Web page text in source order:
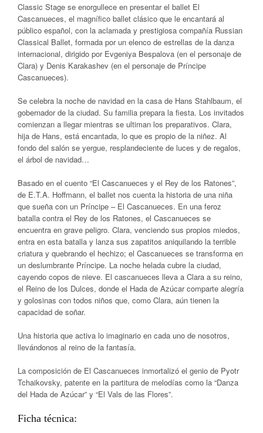
Classic Stage se enorgullece en presentar el ballet El
Cascanueces, el magnífico ballet clásico que le encantará al
público español, con la aclamada y prestigiosa compañía Russian
Classical Ballet, formada por un elenco de estrellas de la danza
internacional, dirigido por Evgeniya Bespalova (en el personaje de
Clara) y Denis Karakashev (en el personaje de Príncipe
Cascanueces).
Se celebra la noche de navidad en la casa de Hans Stahlbaum, el
gobernador de la ciudad. Su familia prepara la fiesta. Los invitados
comienzan a llegar mientras se ultiman los preparativos. Clara,
hija de Hans, está encantada, lo que es propio de la niñez. Al
fondo del salón se yergue, resplandeciente de luces y de regalos,
el árbol de navidad…
Basado en el cuento “El Cascanueces y el Rey de los Ratones”,
de E.T.A. Hoffmann, el ballet nos cuenta la historia de una niña
que sueña con un Príncipe – El Cascanueces. En una feroz
batalla contra el Rey de los Ratones, el Cascanueces se
encuentra en grave peligro. Clara, venciendo sus propios miedos,
entra en esta batalla y lanza sus zapatitos aniquilando la terrible
criatura y quebrando el hechizo; el Cascanueces se transforma en
un deslumbrante Príncipe. La noche helada cubre la ciudad,
cayendo copos de nieve. El cascanueces lleva a Clara a su reino,
el Reino de los Dulces, donde el Hada de Azúcar comparte alegría
y golosinas con todos niños que, como Clara, aún tienen la
capacidad de soñar.
Una historia que activa lo imaginario en cada uno de nosotros,
llevándonos al reino de la fantasía.
La composición de El Cascanueces inmortalizó el genio de Pyotr
Tchaikovsky, patente en la partitura de melodías como la “Danza
del Hada de Azúcar” y “El Vals de las Flores”.
Ficha técnica: